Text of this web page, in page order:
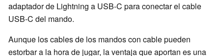
adaptador de Lightning a USB-C para conectar el cable
USB-C del mando.
Aunque los cables de los mandos con cable pueden
estorbar a la hora de jugar, la ventaja que aportan es una